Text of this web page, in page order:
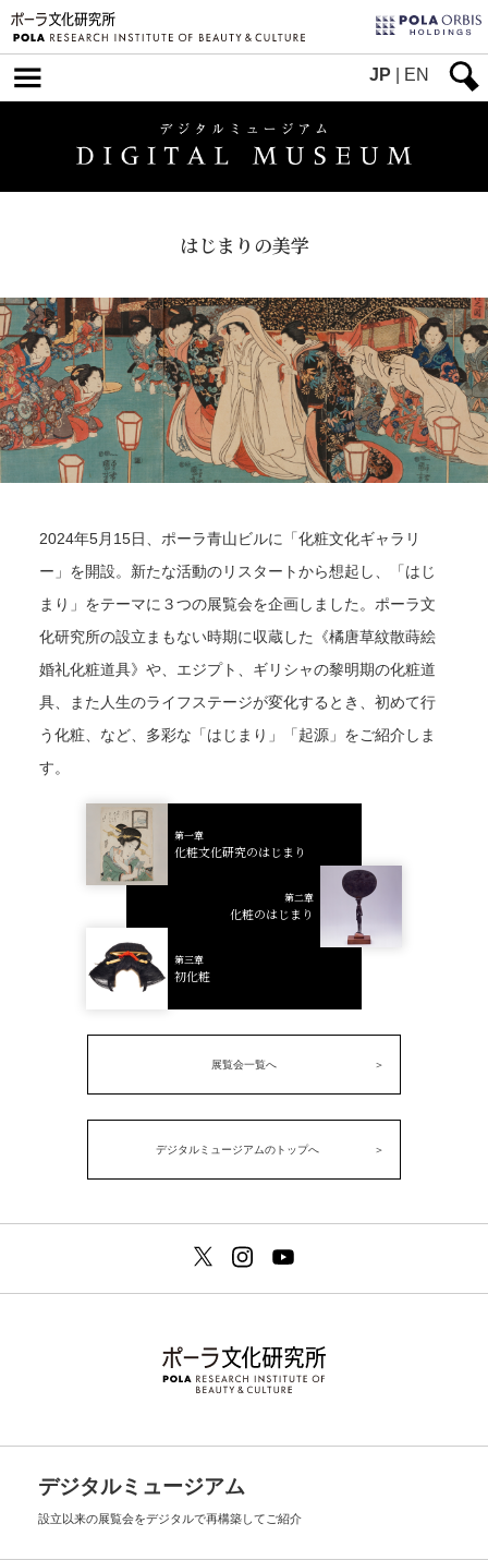
JP EN
はじまりの美学
2024年5月15日、ポーラ青山ビルに「化粧文化ギャラリ
ー」を開設。新たな活動のリスタートから想起し、「はじ
まり」をテーマに３つの展覧会を企画しました。ポーラ文
化研究所の設立まもない時期に収蔵した《橘唐草紋散蒔絵
婚礼化粧道具》や、エジプト、ギリシャの黎明期の化粧道
具、また人生のライフステージが変化するとき、初めて行
う化粧、など、多彩な「はじまり」「起源」をご紹介しま
す。
第一章
化粧文化研究のはじまり
第二章
化粧のはじまり
第三章
初化粧
展覧会一覧へ
デジタルミュージアムのトップへ
デジタルミュージアム
設立以来の展覧会をデジタルで再構築してご紹介